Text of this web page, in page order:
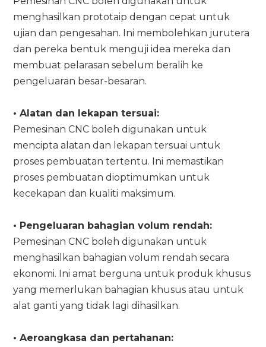
menghasilkan prototaip dengan cepat untuk
ujian dan pengesahan. Ini membolehkan jurutera
dan pereka bentuk menguji idea mereka dan
membuat pelarasan sebelum beralih ke
pengeluaran besar-besaran.
• Alatan dan lekapan tersuai:
Pemesinan CNC boleh digunakan untuk
mencipta alatan dan lekapan tersuai untuk
proses pembuatan tertentu. Ini memastikan
proses pembuatan dioptimumkan untuk
kecekapan dan kualiti maksimum.
• Pengeluaran bahagian volum rendah:
Pemesinan CNC boleh digunakan untuk
menghasilkan bahagian volum rendah secara
ekonomi. Ini amat berguna untuk produk khusus
yang memerlukan bahagian khusus atau untuk
alat ganti yang tidak lagi dihasilkan.
• Aeroangkasa dan pertahanan: